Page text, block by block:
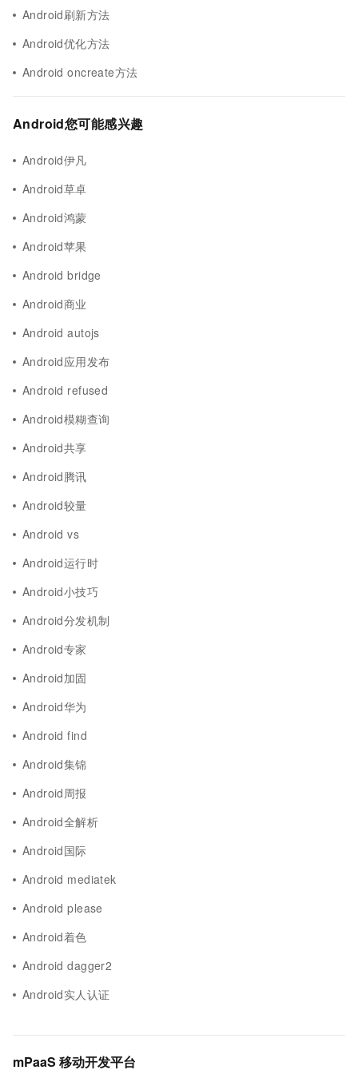
Android刷新方法
Android优化方法
Android oncreate方法
Android您可能感兴趣
Android伊凡
Android草卓
Android鸿蒙
Android苹果
Android bridge
Android商业
Android autojs
Android应用发布
Android refused
Android模糊查询
Android共享
Android腾讯
Android较量
Android vs
Android运行时
Android小技巧
Android分发机制
Android专家
Android加固
Android华为
Android find
Android集锦
Android周报
Android全解析
Android国际
Android mediatek
Android please
Android着色
Android dagger2
Android实人认证
mPaaS 移动开发平台